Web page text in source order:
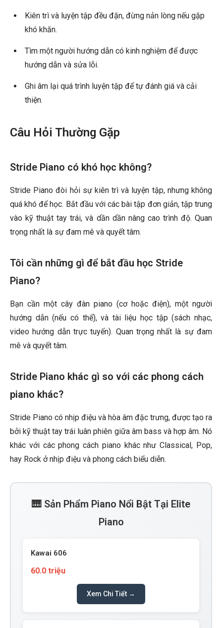
Kiên trì và luyện tập đều đặn, đừng nản lòng nếu gặp
khó khăn.
Tìm một người hướng dẫn có kinh nghiệm để được
hướng dẫn và sửa lỗi.
Ghi âm lại quá trình luyện tập để tự đánh giá và cải
thiện.
Câu Hỏi Thường Gặp
Stride Piano có khó học không?
Stride Piano đòi hỏi sự kiên trì và luyện tập, nhưng không
quá khó để học. Bắt đầu với các bài tập đơn giản, tập trung
vào kỹ thuật tay trái, và dần dần nâng cao trình độ. Quan
trọng nhất là sự đam mê và quyết tâm.
Tôi cần những gì để bắt đầu học Stride
Piano?
Bạn cần một cây đàn piano (cơ hoặc điện), một người
hướng dẫn (nếu có thể), và tài liệu học tập (sách nhạc,
video hướng dẫn trực tuyến). Quan trọng nhất là sự đam
mê và quyết tâm.
Stride Piano khác gì so với các phong cách
piano khác?
Stride Piano có nhịp điệu và hòa âm đặc trưng, được tạo ra
bởi kỹ thuật tay trái luân phiên giữa âm bass và hợp âm. Nó
khác với các phong cách piano khác như Classical, Pop,
hay Rock ở nhịp điệu và phong cách biểu diễn.
🎹 Sản Phẩm Piano Nổi Bật Tại Elite
Piano
Kawai 606
60.0 triệu
Xem Chi Tiết →